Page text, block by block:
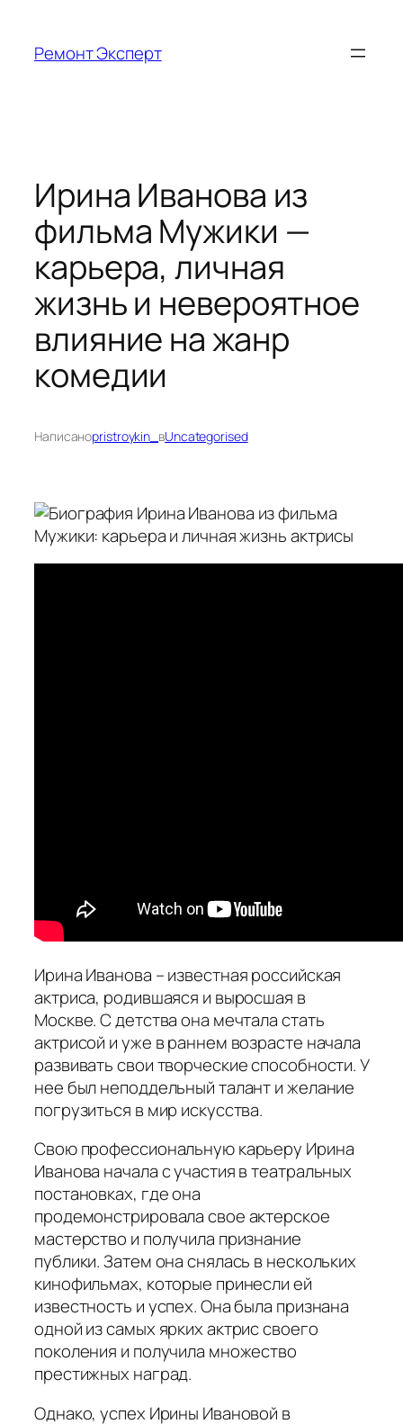
содержимому
Ремонт Эксперт
Ирина Иванова из
фильма Мужики —
карьера, личная
жизнь и невероятное
влияние на жанр
комедии
Написаноpristroykin_ вUncategorised
Ирина Иванова – известная российская
актриса, родившаяся и выросшая в
Москве. С детства она мечтала стать
актрисой и уже в раннем возрасте начала
развивать свои творческие способности. У
нее был неподдельный талант и желание
погрузиться в мир искусства.
Свою профессиональную карьеру Ирина
Иванова начала с участия в театральных
постановках, где она
продемонстрировала свое актерское
мастерство и получила признание
публики. Затем она снялась в нескольких
кинофильмах, которые принесли ей
известность и успех. Она была признана
одной из самых ярких актрис своего
поколения и получила множество
престижных наград.
Однако, успех Ирины Ивановой в